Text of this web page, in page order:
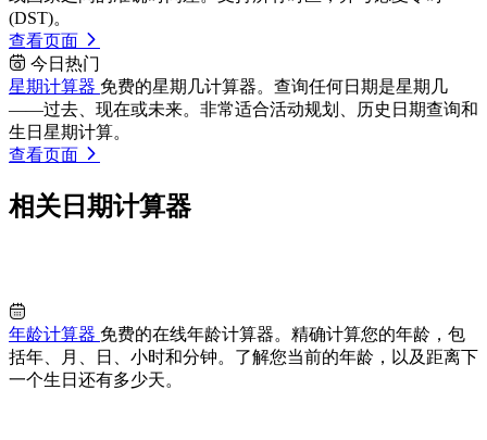
(DST)。
查看页面
今日热门
星期计算器 免费的星期几计算器。查询任何日期是星期几
——过去、现在或未来。非常适合活动规划、历史日期查询和
生日星期计算。
查看页面
相关日期计算器
年龄计算器 免费的在线年龄计算器。精确计算您的年龄，包
括年、月、日、小时和分钟。了解您当前的年龄，以及距离下
一个生日还有多少天。